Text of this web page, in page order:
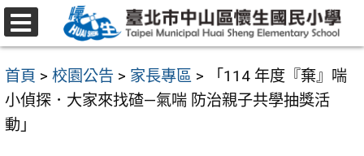
跳
至
要
內
容
首頁 > 校園公告 > 家長專區 >
「114 年度『棄』喘
小偵探．大家來找碴—氣喘 防治親子共學抽獎活
動」
選
單